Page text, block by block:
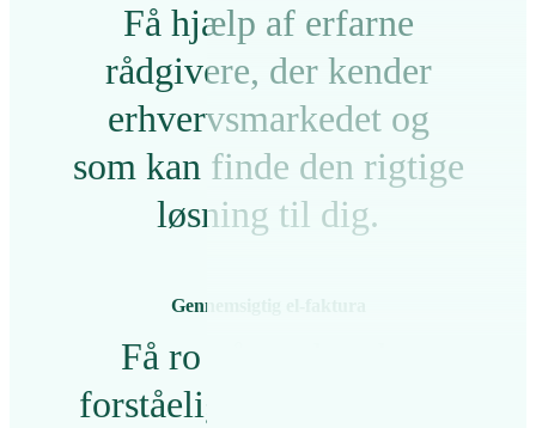
Få hjælp af erfarne
rådgivere, der kender
erhvervsmarkedet og
som kan finde den rigtige
løsning til dig.
Gennemsigtig el-faktura
Få ro på med en let
forståelig el-faktura med